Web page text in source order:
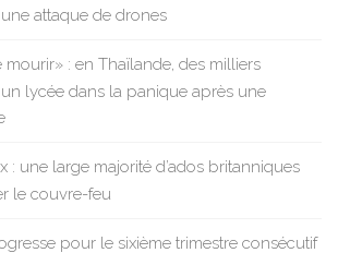
attaque de drones
mourir» : en Thaïlande, des milliers
un lycée dans la panique après une
: une large majorité d’ados britanniques
le couvre-feu
pour le sixième trimestre consécutif